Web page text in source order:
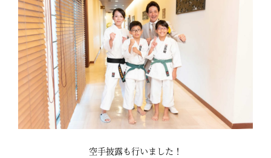
空手披露も行いました！